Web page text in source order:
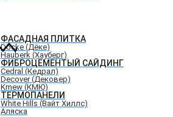
ФАСАДНАЯ ПЛИТКА
Döcke (Дёке)
Hauberk (Хауберг)
ФИБРОЦЕМЕНТЫЙ САЙДИНГ
Cedral (Кедрал)
Decover (Дековер)
Kmew (КМЮ)
ТЕРМОПАНЕЛИ
White Hills (Вайт Хиллс)
Аляска